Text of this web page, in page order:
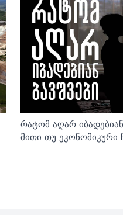
რატომ აღარ
მითი თუ ეკონომიკური